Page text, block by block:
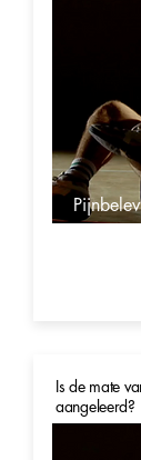
Is de mate
aangeleerd?